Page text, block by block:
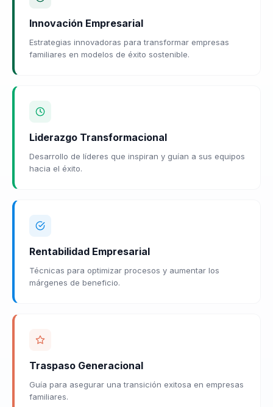
Innovación Empresarial
Estrategias innovadoras para transformar empresas
familiares en modelos de éxito sostenible.
Liderazgo Transformacional
Desarrollo de líderes que inspiran y guían a sus equipos
hacia el éxito.
Rentabilidad Empresarial
Técnicas para optimizar procesos y aumentar los
márgenes de beneficio.
Traspaso Generacional
Guía para asegurar una transición exitosa en empresas
familiares.